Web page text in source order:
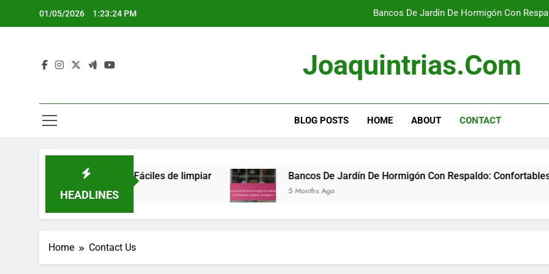
01/05/2026 1:23:25 PM Bancos De Jardín De Hormigón Con
Mesas De Jardín De Madera
Bancos De Jardín De Hormigón Con
Mesas De Jardín De Madera
Joaquintrias.com
BLOG POSTS HOME ABOUT CONTACT
HEADLINES
Ligeras, Resistentes, Fáciles de limpiar Bancos De Jardín De Hormigón Con Respaldo: Confortables,
5 Months Ago
Home Contact Us